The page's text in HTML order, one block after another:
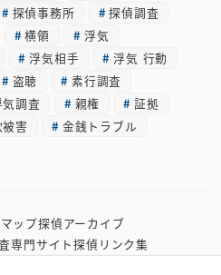
探偵事務所
探偵調査
横領
浮気
浮気相手
浮気 行動
盗聴
素行調査
調査 親権
証拠
害 金銭トラブル
ップ探偵アーカイブ
専門サイト探偵リンク集